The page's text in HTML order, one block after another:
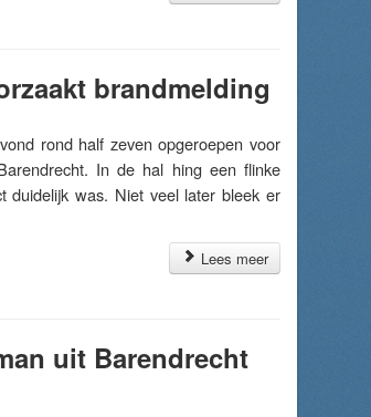
brandmelding
rond half zeven opgeroepen voor
In de hal hing een flinke
duidelijk was. Niet veel later bleek er
Lees meer
uit Barendrecht